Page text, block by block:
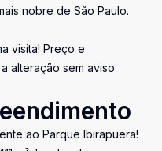
nobre de São Paulo.
visita! Preço e
alteração sem aviso
ao Parque Ibirapuera!